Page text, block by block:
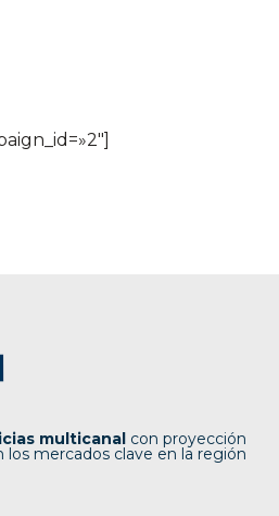
multicanal con proyección
los mercados clave en la región